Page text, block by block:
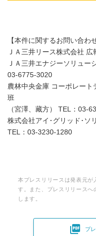
【本件に関するお問い合わ
ＪＡ三井リース株式会社
ＪＡ三井エナジーソリュー
03-6775-3020
農林中央金庫 コーポレー
班
（宮澤、藏方） TEL：03-
株式会社アイ･グリッド･
TEL：03-3230-1280
本プレスリリースは発表元が
す。また、プレスリリースへ
します。
 プ